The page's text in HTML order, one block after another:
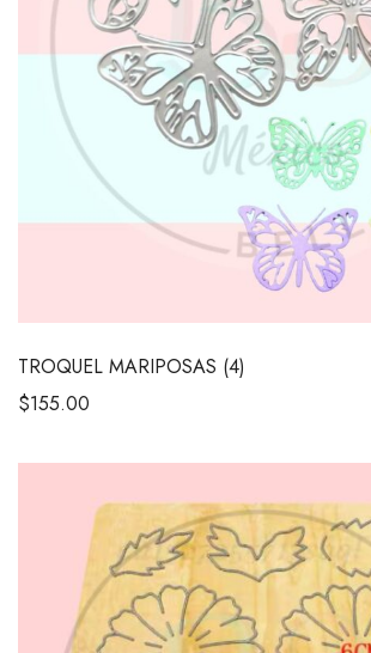
TROQUEL MARIPOSAS (4)
$155.00